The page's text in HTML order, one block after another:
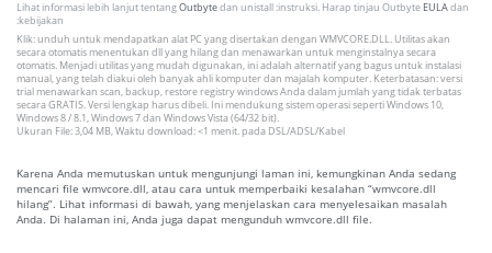
Lihat informasi lebih lanjut tentangOutbytedan unistall :instruksi. Harap tinjau Outbyte EULAdan
:kebijakan
Klik: unduh untuk mendapatkan alat PC yang disertakan dengan WMVCORE.DLL. Utilitas akan
secara otomatis menentukan dll yang hilang dan menawarkan untuk menginstalnya secara
otomatis. Menjadi utilitas yang mudah digunakan, ini adalah alternatif yang bagus untuk instalasi
manual, yang telah diakui oleh banyak ahli komputer dan majalah komputer. Keterbatasan: versi
trial menawarkan scan, backup, restore registry windows Anda dalam jumlah yang tidak terbatas
secara GRATIS. Versi lengkap harus dibeli. Ini mendukung sistem operasi seperti Windows 10,
Windows 8 / 8.1, Windows 7 dan Windows Vista (64/32 bit).
Ukuran File: 3,04 MB, Waktu download: <1 menit. pada DSL/ADSL/Kabel
Karena Anda memutuskan untuk mengunjungi laman ini, kemungkinan Anda sedang
mencari file wmvcore.dll, atau cara untuk memperbaiki kesalahan “wmvcore.dll
hilang”. Lihat informasi di bawah, yang menjelaskan cara menyelesaikan masalah
Anda. Di halaman ini, Anda juga dapat mengunduh wmvcore.dll file.